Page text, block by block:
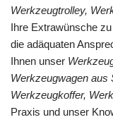
Werkzeugtrolley,
Ihre Extrawünsche
die adäquaten
Ihnen unser
Werkzeugwagen aus
Werkzeugkoffer,
Praxis und unser